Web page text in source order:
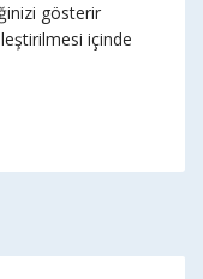
gösterir
içinde